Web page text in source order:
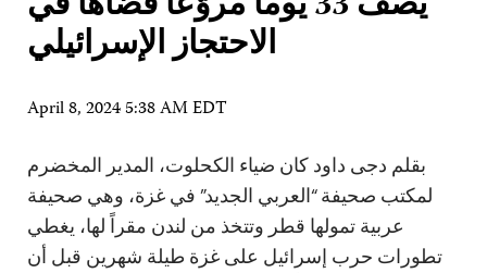
الاحتجاز الإسرائيلي
April 8, 2024 5:38 AM EDT
بقلم دجى داود كان ضياء الكحلوت، المدير المخضرم
لمكتب صحيفة “العربي الجديد” في غزة، وهي صحيفة
عربية تمولها قطر وتتخذ من لندن مقراً لها، يغطي
تطورات حرب إسرائيل على غزة طيلة شهرين قبل أن